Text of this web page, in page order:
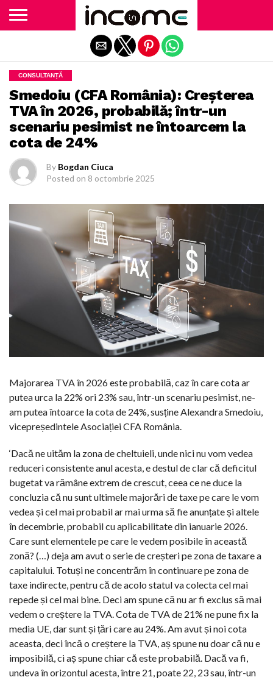
CONSULTANȚĂ
Smedoiu (CFA România): Creșterea
TVA în 2026, probabilă; într-un
scenariu pesimist ne întoarcem la
cota de 24%
By Bogdan Ciuca
Posted on 8 octombrie 2025
Majorarea TVA în 2026 este probabilă, caz în care cota ar
putea urca la 22% ori 23% sau, într-un scenariu pesimist, ne-
am putea întoarce la cota de 24%, susține Alexandra Smedoiu,
vicepreședintele Asociației CFA România.
‘Dacă ne uităm la zona de cheltuieli, unde nici nu vom vedea
reduceri consistente anul acesta, e destul de clar că deficitul
bugetat va rămâne extrem de crescut, ceea ce ne duce la
concluzia că nu sunt ultimele majorări de taxe pe care le vom
vedea și cel mai probabil ar mai urma să fie anunțate și altele
în decembrie, probabil cu aplicabilitate din ianuarie 2026.
Care sunt elementele pe care le vedem posibile în această
zonă? (…) deja am avut o serie de creșteri pe zona de taxare a
capitalului. Totuși ne concentrăm în continuare pe zona de
taxe indirecte, pentru că de acolo statul va colecta cel mai
repede și cel mai bine. Deci am spune că nu ar fi exclus să mai
vedem o creștere la TVA. Cota de TVA de 21% ne pune fix la
media UE, dar sunt și țări care au 24%. Am avut și noi cota
aceasta, deci încă o creștere la TVA, aș spune nu doar că nu e
imposibilă, ci aș spune chiar că este probabilă. Dacă va fi,
undeva în orizontul acesta, între 21, poate 22, 23 sau, într-un
Exit mobile version